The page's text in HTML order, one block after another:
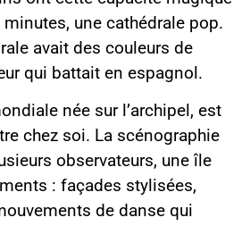
une cathédrale pop.
avait des couleurs de
qui battait en espagnol.
née sur l’archipel, est
chez soi. La scénographie
observateurs, une île
: façades stylisées,
de danse qui